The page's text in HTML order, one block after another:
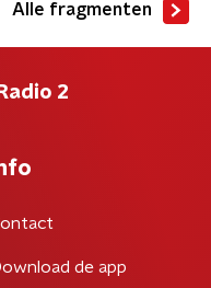
Alle fragmenten
2
de app